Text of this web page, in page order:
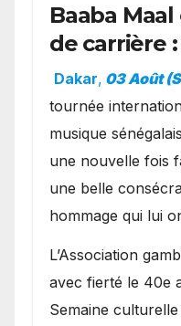
Baaba
de carrière
présence
royale.
Dakar, 03 Août
tournée
musique
une nouvelle fois
une belle
hommage qui lui
​L’Association
avec fierté le 40e
Semaine